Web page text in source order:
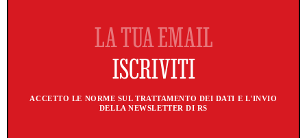
ACCETTO LE NORME SUL TRATTAMENTO DEI DATI E L'INVIO
DELLA NEWSLETTER DI RS